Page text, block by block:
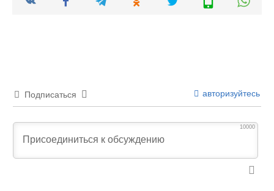
Подписаться авторизуйтесь
10000